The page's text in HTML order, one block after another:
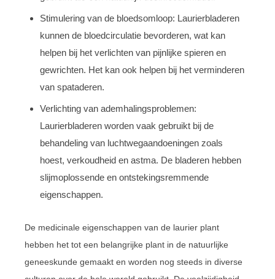
Stimulering van de bloedsomloop: Laurierbladeren
kunnen de bloedcirculatie bevorderen, wat kan
helpen bij het verlichten van pijnlijke spieren en
gewrichten. Het kan ook helpen bij het verminderen
van spataderen.
Verlichting van ademhalingsproblemen:
Laurierbladeren worden vaak gebruikt bij de
behandeling van luchtwegaandoeningen zoals
hoest, verkoudheid en astma. De bladeren hebben
slijmoplossende en ontstekingsremmende
eigenschappen.
De medicinale eigenschappen van de laurier plant
hebben het tot een belangrijke plant in de natuurlijke
geneeskunde gemaakt en worden nog steeds in diverse